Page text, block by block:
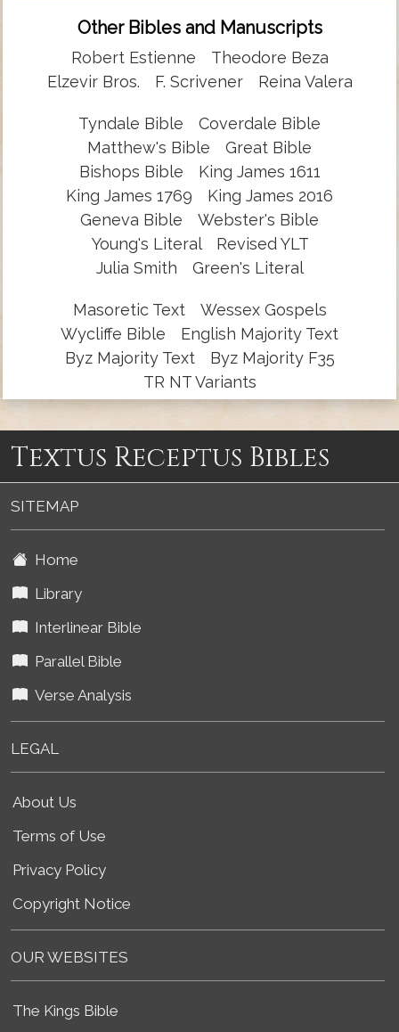
Other Bibles and Manuscripts
Robert Estienne
Theodore Beza
Elzevir Bros.
F. Scrivener Reina Valera
Tyndale Bible
Coverdale Bible
Matthew's Bible
Great Bible
Bishops Bible
King James 1611
King James 1769
King James 2016
Geneva Bible
Webster's Bible
Young's Literal
Revised YLT
Julia Smith
Green's Literal
Masoretic Text
Wessex Gospels
Wycliffe Bible
English Majority Text
Byz Majority Text
Byz Majority F35
TR NT Variants
Textus Receptus Bibles
SITEMAP
Home
Library
Interlinear Bible
Parallel Bible
Verse Analysis
LEGAL
About Us
Terms of Use
Privacy Policy
Copyright Notice
OUR WEBSITES
The Kings Bible